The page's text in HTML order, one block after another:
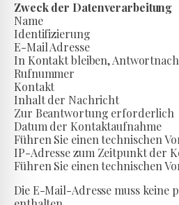
Zweck der Datenverarbeitung
Name
Identifizierung
E-Mail Adresse
In Kontakt bleiben,
Rufnummer
Kontakt
Inhalt der Nachricht
Zur Beantwortung erforderlich
Datum der Kontaktaufnahme
Führen Sie einen technischen
IP-Adresse zum Zeitpunkt der
Führen Sie einen technischen
Die E-Mail-Adresse muss keine